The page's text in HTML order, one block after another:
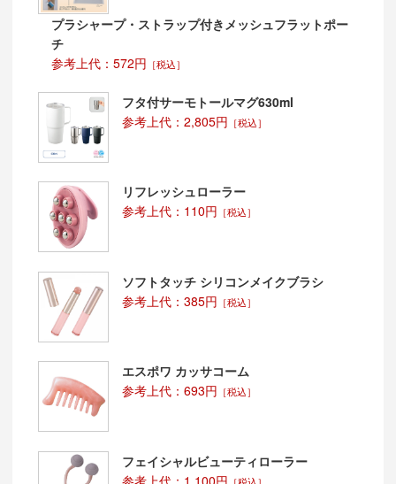
プラシャープ・ストラップ付きメッシュフラットポー
チ
参考上代：572円 ［税込］
フタ付サーモトールマグ630ml
参考上代：2,805円 ［税込］
リフレッシュローラー
参考上代：110円 ［税込］
ソフトタッチ シリコンメイクブラシ
参考上代：385円 ［税込］
エスポワ カッサコーム
参考上代：693円 ［税込］
フェイシャルビューティローラー
参考上代：1,100円 ［税込］